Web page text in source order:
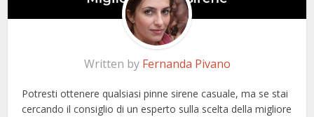
Written by Fernanda Pivano
Potresti ottenere qualsiasi pinne sirene casuale, ma se stai
cercando il consiglio di un esperto sulla scelta della migliore